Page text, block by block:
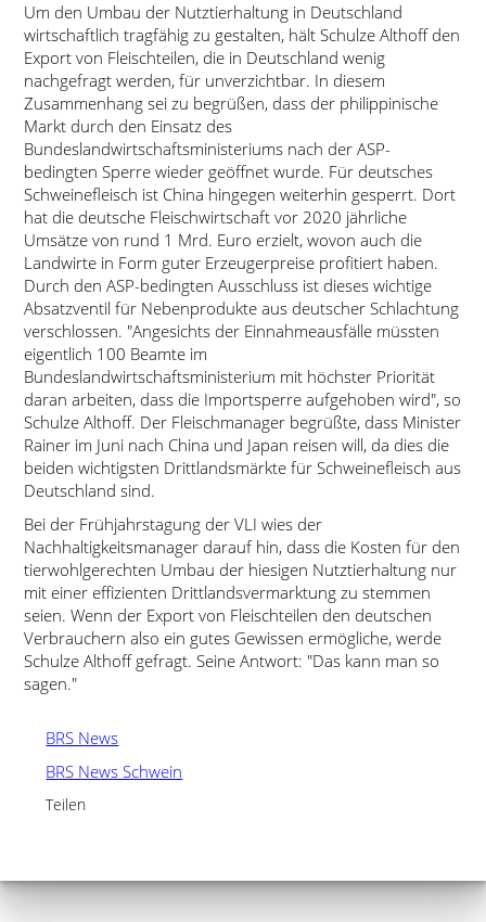
Um den Umbau der Nutztierhaltung in Deutschland
wirtschaftlich tragfähig zu gestalten, hält Schulze Althoff den
Export von Fleischteilen, die in Deutschland wenig
nachgefragt werden, für unverzichtbar. In diesem
Zusammenhang sei zu begrüßen, dass der philippinische
Markt durch den Einsatz des
Bundeslandwirtschaftsministeriums nach der ASP-
bedingten Sperre wieder geöffnet wurde. Für deutsches
Schweinefleisch ist China hingegen weiterhin gesperrt. Dort
hat die deutsche Fleischwirtschaft vor 2020 jährliche
Umsätze von rund 1 Mrd. Euro erzielt, wovon auch die
Landwirte in Form guter Erzeugerpreise profitiert haben.
Durch den ASP-bedingten Ausschluss ist dieses wichtige
Absatzventil für Nebenprodukte aus deutscher Schlachtung
verschlossen. Angesichts der Einnahmeausfälle müssten
eigentlich 100 Beamte im
Bundeslandwirtschaftsministerium mit höchster Priorität
daran arbeiten, dass die Importsperre aufgehoben wird , so
Schulze Althoff. Der Fleischmanager begrüßte, dass Minister
Rainer im Juni nach China und Japan reisen will, da dies die
beiden wichtigsten Drittlandsmärkte für Schweinefleisch aus
Deutschland sind.
Bei der Frühjahrstagung der VLI wies der
Nachhaltigkeitsmanager darauf hin, dass die Kosten für den
tierwohlgerechten Umbau der hiesigen Nutztierhaltung nur
mit einer effizienten Drittlandsvermarktung zu stemmen
seien. Wenn der Export von Fleischteilen den deutschen
Verbrauchern also ein gutes Gewissen ermögliche, werde
Schulze Althoff gefragt. Seine Antwort: Das kann man so
sagen.
BRS News
BRS News Schwein
Teilen